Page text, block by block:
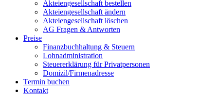
Akteiengesellschaft bestellen
Akteiengesellschaft ändern
Akteiengesellschaft löschen
AG Fragen & Antworten
Preise
Finanzbuchhaltung & Steuern
Lohnadministration
Steuererklärung für Privatpersonen
Domizil/Firmenadresse
Termin buchen
Kontakt